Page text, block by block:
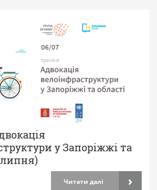
у Запоріжжі та
липня)
Читати далі ›